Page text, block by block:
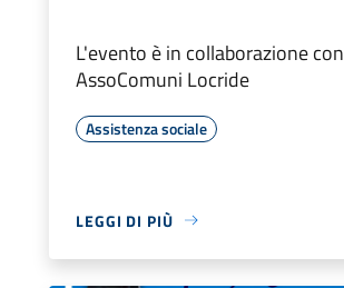
L'evento è in collaborazione con
AssoComuni Locride
Assistenza sociale
LEGGI DI PIÙ